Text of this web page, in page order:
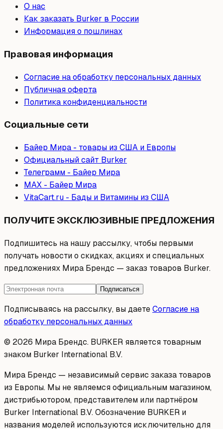
О нас
Как заказать Burker в России
Информация о пошлинах
Правовая информация
Согласие на обработку персональных данных
Публичная оферта
Политика конфиденциальности
Социальные сети
Байер Мира - товары из США и Европы
Официальный сайт Burker
Телеграмм - Байер Мира
МAX - Байер Мира
VitaCart.ru - Бады и Витамины из США
ПОЛУЧИТЕ ЭКСКЛЮЗИВНЫЕ ПРЕДЛОЖЕНИЯ
Подпишитесь на нашу рассылку, чтобы первыми
получать новости о скидках, акциях и специальных
предложениях Мира Брендс — заказ товаров Burker.
Подписаться
Подписываясь на рассылку, вы даетеСогласие на
обработку персональных данных
© 2026 Мира Брендс. BURKER является товарным
знаком Burker International B.V.
Мира Брендс — независимый сервис заказа товаров
из Европы. Мы не являемся официальным магазином,
дистрибьютором, представителем или партнёром
Burker International B.V. Обозначение BURKER и
названия моделей используются исключительно для